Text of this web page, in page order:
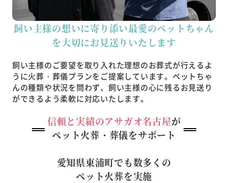
飼い主様の想いに寄り添い最愛のペットちゃん
を大切にお見送りいたします
飼い主様のご要望を取り入れた理想のお葬式が行えるよ
うに火葬・葬儀プランをご提案しています。 ペットちゃ
んの種類や状況を問わず、飼い主様の心に残るお見送り
ができるよう柔軟に対応いたします。
信頼と実績のアサガオ名古屋が
ペット火葬・葬儀をサポート
愛知県東浦町でも数多くの
ペット火葬を実施